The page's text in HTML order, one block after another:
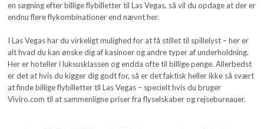
en søgning efter billige flybilletter til Las Vegas, så vil du opdage at der er
endnu flere flykombinationer end nævnt her.
I Las Vegas har du virkeligt mulighed for at få stillet til spillelyst – her er
alt hvad du kan ønske dig af kasinoer og andre typer af underholdning.
Her er hoteller i luksusklassen og endda ofte til billige penge. Allerbedst
er det at hvis du kigger dig godt for, så er det faktisk heller ikke så svært
at finde billige flybilletter til Las Vegas – specielt hvis du bruger
Viviro.com til at sammenligne priser fra flyselskaber og rejsebureauer.